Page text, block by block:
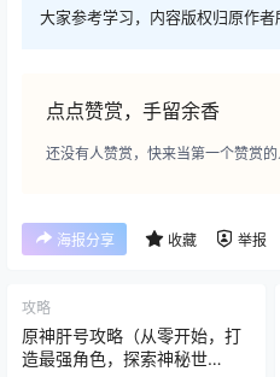
大家参考学习，内容版权归原作者
点点赞赏，手留余香
还没有人赞赏，快来当第一个赞赏的
海报分享 收藏 举报
攻略
原神肝号攻略（从零开始，打
造最强角色，探索神秘世